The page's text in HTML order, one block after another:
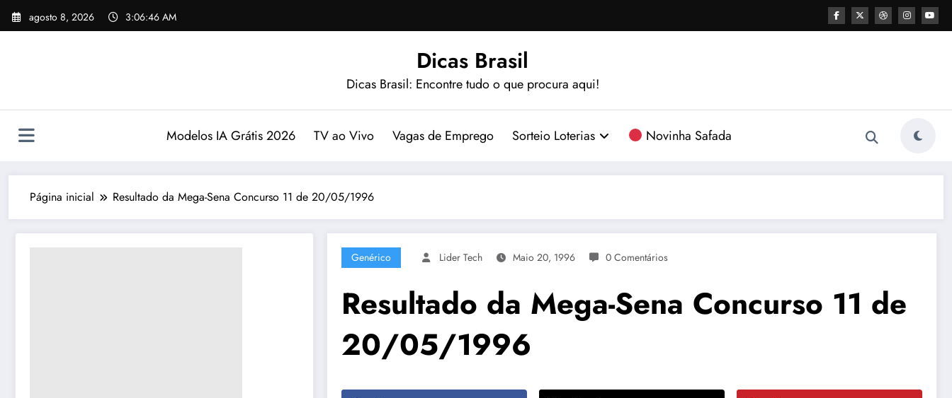
Pular
para
agosto 8, 2026 3:06:47 AM
Dicas Brasil
Dicas Brasil: Encontre tudo o que procura aqui!
Modelos IA Grátis 2026 TV ao Vivo Vagas de Emprego Sorteio Loterias Novinha Safada
Página inicial Resultado da Mega-Sena Concurso 11 de 20/05/1996
Genérico Lider Tech Maio 20, 1996 0 Comentários
Resultado da Mega-Sena Concurso 11 de
20/05/1996